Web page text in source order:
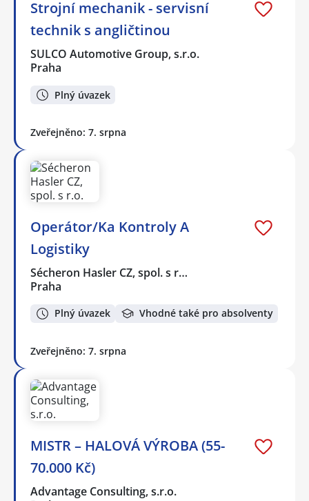
Strojní mechanik - servisní
technik s angličtinou
SULCO Automotive Group, s.r.o.
Praha
Plný úvazek
Zveřejněno: 7. srpna
Operátor/Ka Kontroly A
Logistiky
Sécheron Hasler CZ, spol. s r…
Praha
Plný úvazek Vhodné také pro absolventy
Zveřejněno: 7. srpna
MISTR – HALOVÁ VÝROBA (55-
70.000 Kč)
Advantage Consulting, s.r.o.